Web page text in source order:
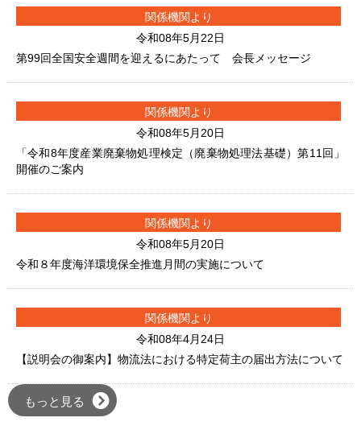
関係機関より
令和08年5月22日
第99回全国安全週間を迎えるにあたって 会長メッセージ
関係機関より
令和08年5月20日
「令和8年度産業廃棄物処理検定（廃棄物処理法基礎）第11回」
開催のご案内
関係機関より
令和08年5月20日
令和８年度海洋環境保全推進月間の実施について
関係機関より
令和08年4月24日
【説明会の御案内】物流法における特定荷主の届出方法について
もっと見る